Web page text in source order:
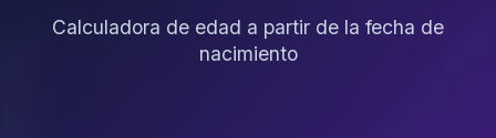
Calculadora de edad a partir de la fecha de
nacimiento